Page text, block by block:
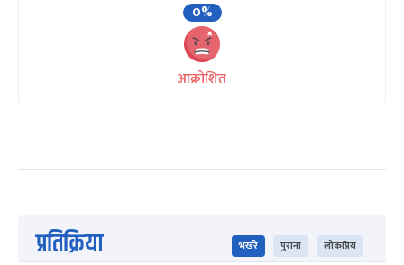
0%
आक्रोशित
प्रतिक्रिया भर्खरै पुराना लोकप्रिय